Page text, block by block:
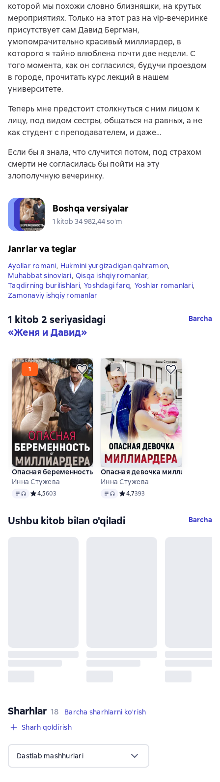
которой мы похожи словно близняшки, на крутых
мероприятиях. Только на этот раз на vip-вечеринке
присутствует сам Давид Бергман,
умопомрачительно красивый миллиардер, в
которого я тайно влюблена почти две недели. С
того момента, как он согласился, будучи проездом
в городе, прочитать курс лекций в нашем
университете.
Теперь мне предстоит столкнуться с ним лицом к
лицу, под видом сестры, общаться на равных, а не
как студент с преподавателем, и даже…
Если бы я знала, что случится потом, под страхом
смерти не согласилась бы пойти на эту
злополучную вечеринку.
Boshqa versiyalar
1 kitob 34 982,44 soʻm
Janrlar va teglar
Ayollar romani, Hukmini yurgizadigan qahramon,
Muhabbat sinovlari, Qisqa ishqiy romanlar,
Taqdirning burilishlari, Yoshdagi farq, Yoshlar romanlari,
Zamonaviy ishqiy romanlar
1 kitob 2 seriyasidagi
«Женя и Давид»
Barcha
Опасная беременность от миллиардера
Инна Стужева
Matn , audio format mavjud
Средний рейтинг 4,5 на основе 603 оценок
4,5603
Опасная девочка миллиардера
Инна Стужева
Matn , audio format mavjud
Средний рейтинг 4,7 на основе
4,7393
Ushbu kitob bilan o'qiladi Barcha
Sharhlar 18 sharhlar
18
Barcha sharhlarni ko'rish
Sharh qoldirish
Dastlab mashhurlari